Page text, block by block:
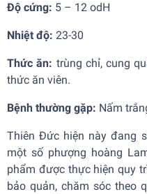
Độ cứng: 5 –
Nhiệt độ: 23-30
Thức ăn: trùng chỉ, cung
thức ăn viên.
Bệnh thường gặp: Nấm
Thiên Đức hiện này đang
một số phượng hoàng
phẩm được thực hiện quy
bảo quản, chăm sóc theo